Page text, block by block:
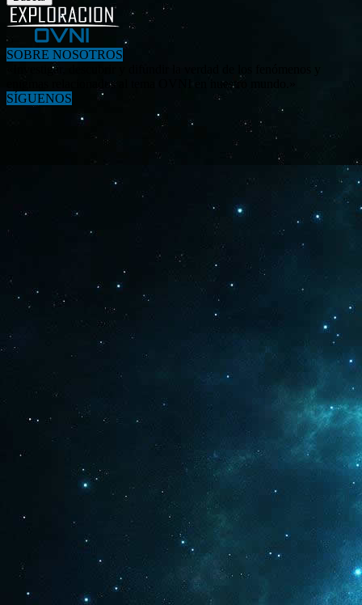
SOBRE NOSOTROS
«Investigar, descubrir y difundir la verdad de los fenómenos y
enigmas relacionados al tema OVNI en nuestro mundo.»
SÍGUENOS